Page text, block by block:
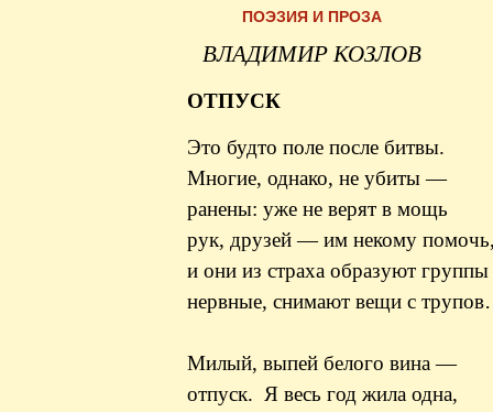
ПОЭЗИЯ И ПРОЗА
ВЛАДИМИР КОЗЛОВ
ОТПУСК
Это будто поле после битвы.
Многие, однако, не убиты —
ранены: уже не верят в мощь
рук, друзей — им некому
и они из страха образуют
нервные, снимают вещи с
Милый, выпей белого вина —
отпуск. Я весь год жила одна,